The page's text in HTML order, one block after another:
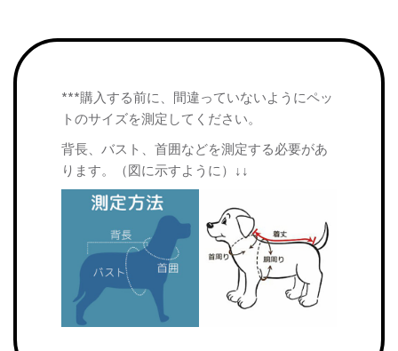
***購入する前に、間違っていないようにペッ
トのサイズを測定してください。
背長、バスト、首囲などを測定する必要があ
ります。（図に示すように）↓↓